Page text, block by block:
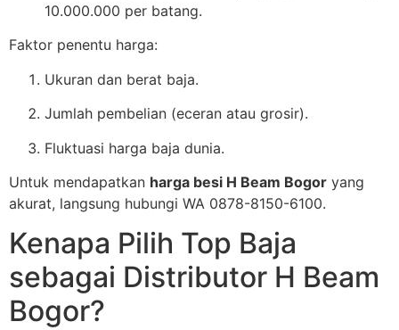
10.000.000 per batang.
Faktor penentu harga:
Ukuran dan berat baja.
Jumlah pembelian (eceran atau grosir).
Fluktuasi harga baja dunia.
Untuk mendapatkan harga besi H Beam Bogor yang
akurat, langsung hubungi WA 0878-8150-6100.
Kenapa Pilih Top Baja
sebagai Distributor H Beam
Bogor?